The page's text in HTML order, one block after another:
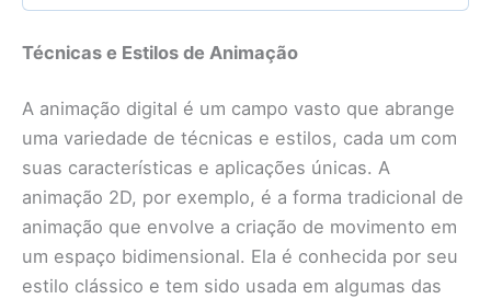
Técnicas e Estilos de Animação
A animação digital é um campo vasto que abrange
uma variedade de técnicas e estilos, cada um com
suas características e aplicações únicas. A
animação 2D, por exemplo, é a forma tradicional de
animação que envolve a criação de movimento em
um espaço bidimensional. Ela é conhecida por seu
estilo clássico e tem sido usada em algumas das